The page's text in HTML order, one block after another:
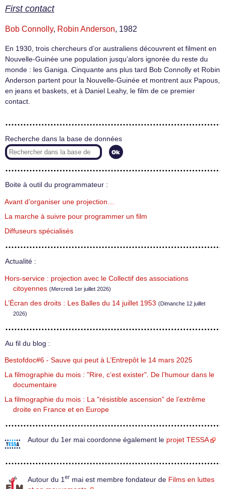
First contact
Bob Connolly, Robin Anderson, 1982
En 1930, trois chercheurs d’or australiens découvrent et filment en
Nouvelle-Guinée une population jusqu’alors ignorée du reste du
monde : les Ganiga. Cinquante ans plus tard Bob Connolly et Robin
Anderson partent pour la Nouvelle-Guinée et montrent aux Papous,
en jeans et baskets, et à Daniel Leahy, le film de ce premier
contact.
Recherche dans la base de données
Boite à outil du programmateur :
Avant d’organiser une projection…
La marche à suivre pour programmer un film
Diffuseurs spécialisés
Actualité :
Hors-service : projection avec le Collectif des associations
citoyennes (Mercredi 1er juillet 2026)
L’Écran des droits : Les Balles du 14 juillet 1953 (Dimanche 12 juillet
2026)
Au fil du blog :
Bestofdoc#6 - Sauve qui peut à L’Entrepôt le 14 mars 2025
La filmographie du mois : "Rire, c’est exister". De l’humour dans le
documentaire
La filmographie du mois : La "résistible ascension" de l’extrême
droite en France et en Europe
Autour du 1er mai coordonne également le projet TESSA
Autour du 1 er mai est membre fondateur de Films en luttes